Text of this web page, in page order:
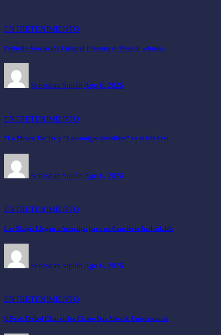
ENTRETENIMIENTO
Preludio Asociación Cultural Presenta el Musical «Annie»
Sebastian Sipión Ago 6, 2026
ENTRETENIMIENTO
“La Mosca Tse Tse y “Los amigos invisibles” en el Iris Fest
Sebastian Sipión Ago 6, 2026
ENTRETENIMIENTO
Los Shapis Llegan a Arequipa para un Concierto Inolvidable
Sebastian Sipión Ago 6, 2026
ENTRETENIMIENTO
U Fest: Trébol Clan en los Ciento Dos Años de Universitario